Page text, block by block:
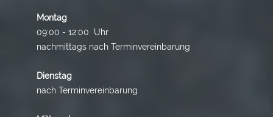
Montag
09:00 - 12:00 Uhr
nachmittags nach Terminvereinbarung
Dienstag
nach Terminvereinbarung